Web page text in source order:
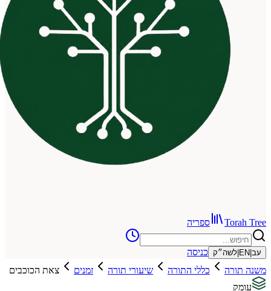
ספריה
כניסה
כללי התורה שיעורי תורה זמנים
צאת הכוכבים